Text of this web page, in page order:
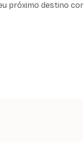
próximo destino